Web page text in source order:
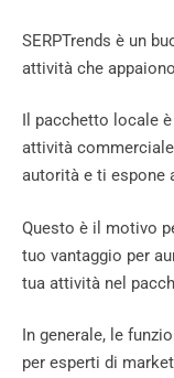
SERPTrends è un
attività che
Il pacchetto locale
attività
autorità e ti espone
Questo è il motivo
tuo vantaggio per
tua attività nel
In generale, le
per esperti di